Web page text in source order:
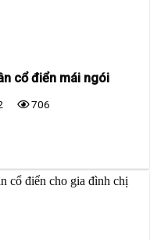
cổ điển mái ngói
706